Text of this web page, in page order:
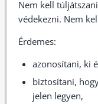
Nem kell
védekezni. Nem
Érdemes:
azonosítani, ki
biztosítani,
jelen legyen,